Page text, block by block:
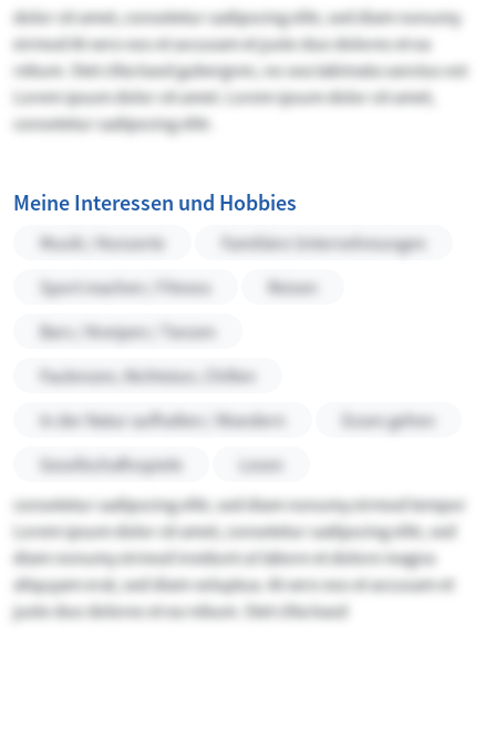
dolor sit amet, consetetur sadipscing elitr, sed diam nonumy
eirmod At vero eos et accusam et justo duo dolores et ea
rebum. Stet clita kasd gubergren, no sea takimata sanctus est
Lorem ipsum dolor sit amet. Lorem ipsum dolor sit amet,
consetetur sadipscing elitr.
Meine Interessen und Hobbies
Musik / Konzerte
Familiäre Unternehmungen
Sport machen / Fitness
Reisen
Bars / Kneipen / Tanzen
Faulenzen, Nichtstun, Chillen
In der Natur aufhalten / Wandern
Essen gehen
Gesellschaftsspiele
Lesen
consetetur sadipscing elitr, sed diam nonumy eirmod tempor
Lorem ipsum dolor sit amet, consetetur sadipscing elitr, sed
diam nonumy eirmod invidunt ut labore et dolore magna
aliquyam erat, sed diam voluptua. At vero eos et accusam et
justo duo dolores et ea rebum. Stet clita kasd